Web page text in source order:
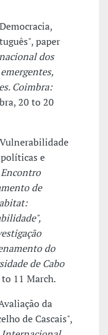
paper
dos
Coimbra:
20 to 20
e
de
do
de Cabo
to 11 March.
da
de Cascais",